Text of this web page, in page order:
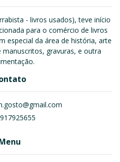
- livros usados), teve início
para o comércio de livros
especial da área de história, arte
gravuras, e outra